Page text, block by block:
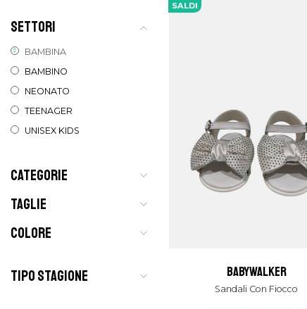
SETTORI
BAMBINA
BAMBINO
NEONATO
TEENAGER
UNISEX KIDS
CATEGORIE
TAGLIE
COLORE
TIPO STAGIONE
SALDI
babywalker
Sandali Con Fiocco